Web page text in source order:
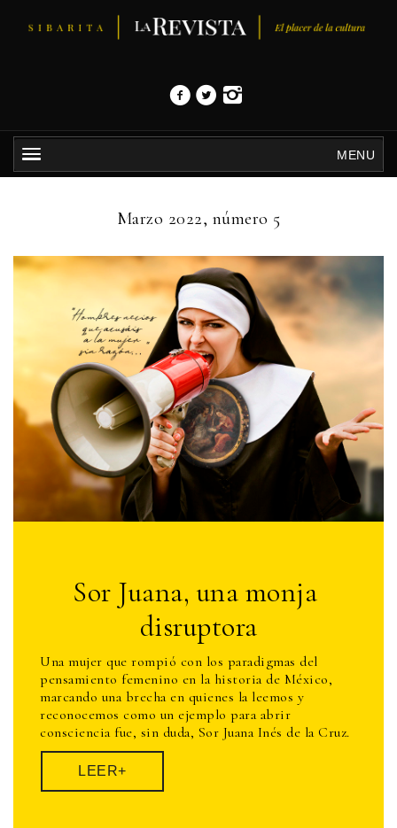
MENU
Marzo 2022, número 5
Sor Juana, una monja
disruptora
Una mujer que rompió con los paradigmas del
pensamiento femenino en la historia de México,
marcando una brecha en quienes la leemos y
reconocemos como un ejemplo para abrir
consciencia fue, sin duda, Sor Juana Inés de la Cruz.
LEER+